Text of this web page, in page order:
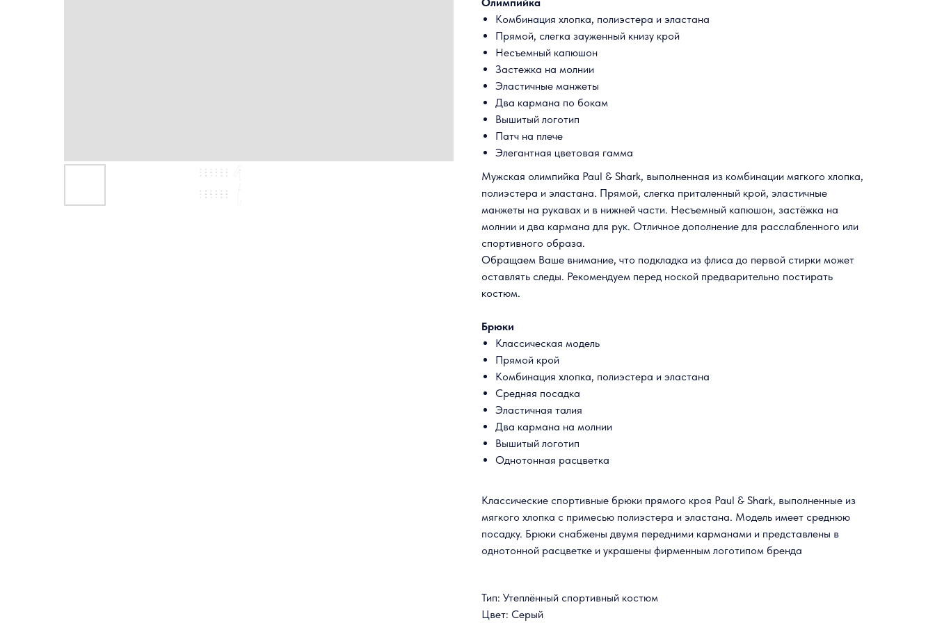
Олимпийка
Комбинация хлопка, полиэстера и эластана
Прямой, слегка зауженный книзу крой
Несъемный капюшон
Застежка на молнии
Эластичные манжеты
Два кармана по бокам
Вышитый логотип
Патч на плече
Элегантная цветовая гамма
Мужская олимпийка Paul & Shark, выполненная из комбинации мягкого хлопка,
полиэстера и эластана. Прямой, слегка приталенный крой, эластичные
манжеты на рукавах и в нижней части. Несъемный капюшон, застёжка на
молнии и два кармана для рук. Отличное дополнение для расслабленного или
спортивного образа.
Обращаем Ваше внимание, что подкладка из флиса до первой стирки может
оставлять следы. Рекомендуем перед ноской предварительно постирать
костюм.
Брюки
Классическая модель
Прямой крой
Комбинация хлопка, полиэстера и эластана
Средняя посадка
Эластичная талия
Два кармана на молнии
Вышитый логотип
Однотонная расцветка
Классические спортивные брюки прямого кроя Paul & Shark, выполненные из
мягкого хлопка с примесью полиэстера и эластана. Модель имеет среднюю
посадку. Брюки снабжены двумя передними карманами и представлены в
однотонной расцветке и украшены фирменным логотипом бренда
Тип: Утеплённый спортивный костюм
Цвет: Серый